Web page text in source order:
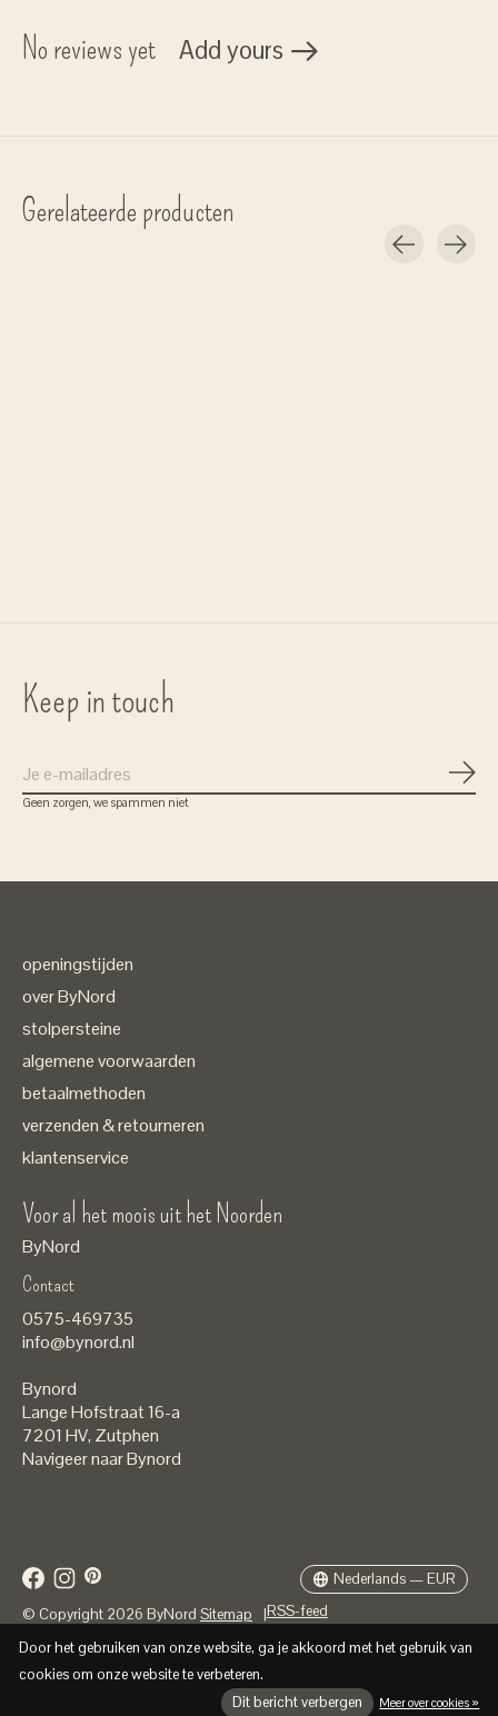
No reviews yet Add yours
Gerelateerde producten
Keep in touch
Geen zorgen, we spammen niet
openingstijden
over ByNord
stolpersteine
algemene voorwaarden
betaalmethoden
verzenden & retourneren
klantenservice
Voor al het moois uit het Noorden
ByNord
Contact
0575-469735
info@bynord.nl
Bynord
Lange Hofstraat 16-a
7201 HV, Zutphen
Navigeer naar Bynord
© Copyright 2026 ByNord Sitemap |RSS-feed
Nederlands — EUR
Door het gebruiken van onze website, ga je akkoord met het gebruik van
cookies om onze website te verbeteren.
Dit bericht verbergen
Meer over cookies »